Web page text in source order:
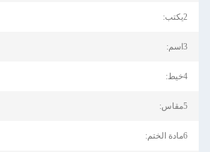
2يكتب:
3اسم:
4خيط:
5مقاس:
6مادة الختم: